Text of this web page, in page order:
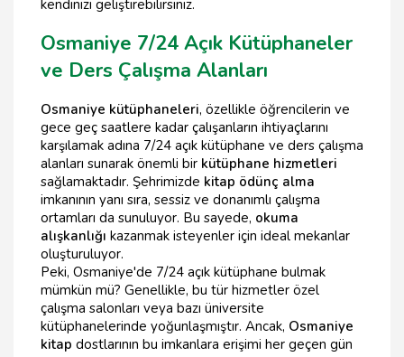
kendinizi geliştirebilirsiniz.
Osmaniye 7/24 Açık Kütüphaneler
ve Ders Çalışma Alanları
Osmaniye kütüphaneleri, özellikle öğrencilerin ve
gece geç saatlere kadar çalışanların ihtiyaçlarını
karşılamak adına 7/24 açık kütüphane ve ders çalışma
alanları sunarak önemli bir kütüphane hizmetleri
sağlamaktadır. Şehrimizde kitap ödünç alma
imkanının yanı sıra, sessiz ve donanımlı çalışma
ortamları da sunuluyor. Bu sayede, okuma
alışkanlığı kazanmak isteyenler için ideal mekanlar
oluşturuluyor.
Peki, Osmaniye'de 7/24 açık kütüphane bulmak
mümkün mü? Genellikle, bu tür hizmetler özel
çalışma salonları veya bazı üniversite
kütüphanelerinde yoğunlaşmıştır. Ancak, Osmaniye
kitap dostlarının bu imkanlara erişimi her geçen gün